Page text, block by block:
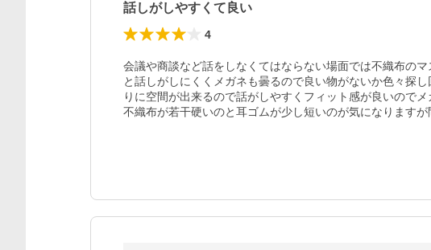
話しがしやすくて良い
4
会議や商談など話をしなくてはならない場面では不織布の
と話しがしにくくメガネも曇るので良い物がないか色々探
りに空間が出来るので話がしやすくフィット感が良いので
不織布が若干硬いのと耳ゴムが少し短いのが気になりますが